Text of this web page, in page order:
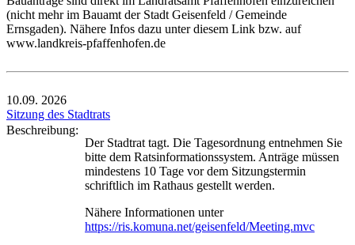
(nicht mehr im Bauamt der Stadt Geisenfeld / Gemeinde
Ernsgaden). Nähere Infos dazu unter diesem Link bzw. auf
www.landkreis-pfaffenhofen.de
10.09. 2026
Sitzung des Stadtrats
Beschreibung:
Der Stadtrat tagt. Die Tagesordnung entnehmen Sie
bitte dem Ratsinformationssystem. Anträge müssen
mindestens 10 Tage vor dem Sitzungstermin
schriftlich im Rathaus gestellt werden.
Nähere Informationen unter
https://ris.komuna.net/geisenfeld/Meeting.mvc